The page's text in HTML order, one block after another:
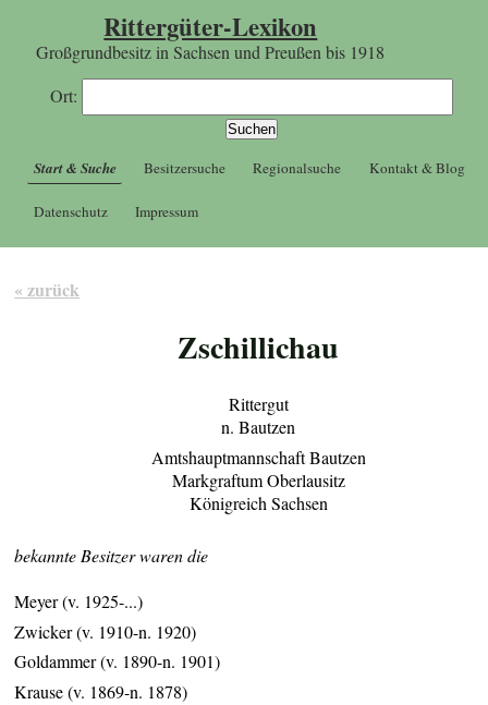
Rittergüter-Lexikon
Großgrundbesitz in Sachsen und Preußen bis 1918
Ort:
Start & Suche Besitzersuche Regionalsuche Kontakt & Blog
Datenschutz Impressum
« zurück
Zschillichau
Rittergut
n. Bautzen
Amtshauptmannschaft Bautzen
Markgraftum Oberlausitz
Königreich Sachsen
bekannte Besitzer waren die
Meyer (v. 1925-...)
Zwicker (v. 1910-n. 1920)
Goldammer (v. 1890-n. 1901)
Krause (v. 1869-n. 1878)